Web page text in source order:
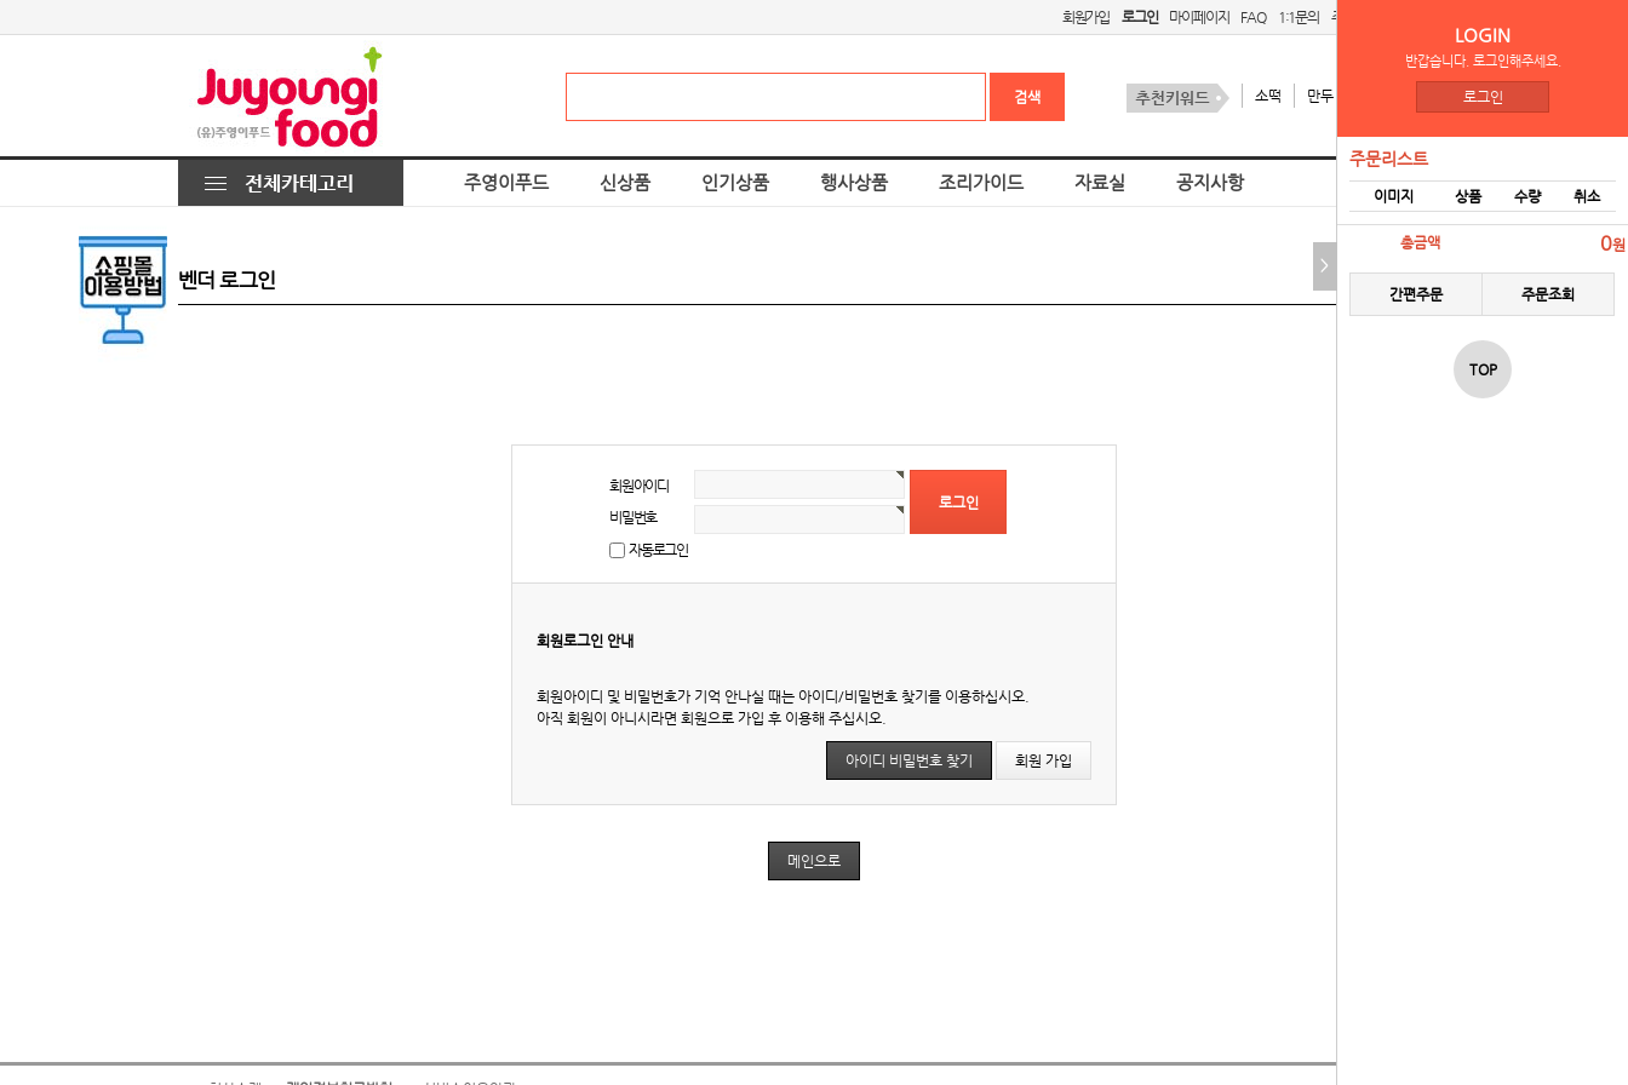
회원가입 로그인 마이페이지 FAQ 1:1문의 주문리스트
소떡 만두
주영이푸드 신상품 인기상품 행사상품 조리가이드 자료실 공지사항
벤더 로그인
벤더 로그인
LOGIN
반갑습니다. 로그인해주세요.
로그인
주문리스트
이미지 상품 수량 취소
총금액 0원
간편주문 주문조회
TOP
>
회원아이디
비밀번호
자동로그인
회원로그인 안내
회원아이디 및 비밀번호가 기억 안나실 때는 아이디/비밀번호 찾기를 이용하십시오.
아직 회원이 아니시라면 회원으로 가입 후 이용해 주십시오.
아이디 비밀번호 찾기 회원 가입
메인으로